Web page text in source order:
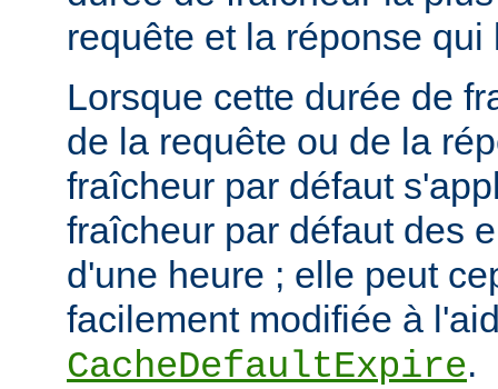
requête et la réponse qui
Lorsque cette durée de
de la requête ou de la
fraîcheur par défaut
fraîcheur par défaut des
d'une heure ; elle peut
facilement modifiée à
CacheDefaultExpire.